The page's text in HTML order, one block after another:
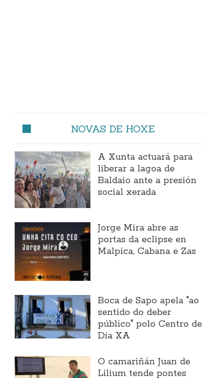
NOVAS DE HOXE
A Xunta actuará para
liberar a lagoa de
Baldaio ante a presión
social xerada
Jorge Mira abre as
portas da eclipse en
Malpica, Cabana e Zas
Boca de Sapo apela "ao
sentido do deber
público" polo Centro de
Día XA
O camariñán Juan de
Lilium tende pontes